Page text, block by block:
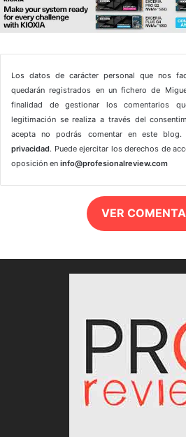
Los datos de carácter personal que nos
quedarán registrados en un fichero de
finalidad de gestionar los comentarios
legitimación se realiza a través del
acepta no podrás comentar en este blog.
privacidad. Puede ejercitar los derechos de
oposición en info@profesionalreview.com
VER